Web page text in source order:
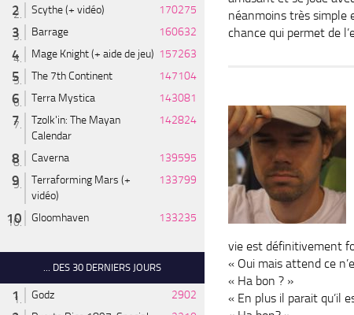
néanmoins très simple
chance qui permet de
vie est définitivement
« Oui mais attend ce
« Ha bon ? »
« En plus il parait qu’il
Scythe (+ vidéo)
170275
Barrage
160632
Mage Knight (+ aide de jeu) 157263
The 7th Continent
147104
Terra Mystica
143081
Tzolk'in: The Mayan
Calendar
142824
Caverna
139595
Terraforming Mars (+
vidéo)
133799
Gloomhaven 133235
... DES 30 DERNIERS JOURS
Godz
2902